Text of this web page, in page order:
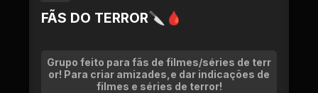
FÃS DO TERROR🔪🩸
Grupo feito para fãs de filmes/séries de terr
or! Para criar amizades,e dar indicações de
filmes e séries de terror!